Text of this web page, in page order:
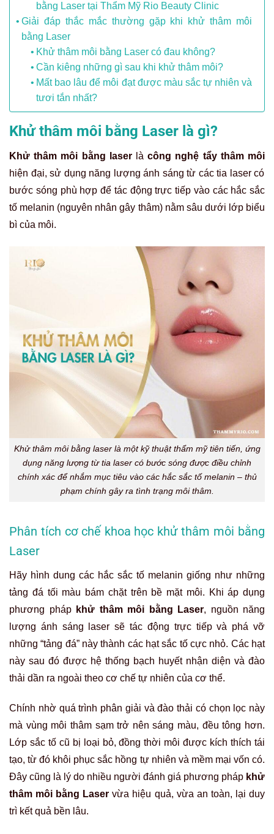
bằng Laser tại Thẩm Mỹ Rio Beauty Clinic
Giải đáp thắc mắc thường gặp khi khử thâm môi
bằng Laser
Khử thâm môi bằng Laser có đau không?
Cần kiêng những gì sau khi khử thâm môi?
Mất bao lâu để môi đạt được màu sắc tự nhiên và
tươi tắn nhất?
Khử thâm môi bằng Laser là gì?
Khử thâm môi bằng laserlàcông nghệ tẩy thâm môi
hiện đại, sử dụng năng lượng ánh sáng từ các tia laser có
bước sóng phù hợp để tác động trực tiếp vào các hắc sắc
tố melanin (nguyên nhân gây thâm) nằm sâu dưới lớp biểu
bì của môi.
Khử thâm môi bằng laser là một kỹ thuật thẩm mỹ tiên tiến, ứng
dụng năng lượng từ tia laser có bước sóng được điều chỉnh
chính xác để nhắm mục tiêu vào các hắc sắc tố melanin – thủ
phạm chính gây ra tình trạng môi thâm.
Phân tích cơ chế khoa học khử thâm môi bằng
Laser
Hãy hình dung các hắc sắc tố melanin giống như những
tảng đá tối màu bám chặt trên bề mặt môi. Khi áp dụng
phương pháp khử thâm môi bằng Laser, nguồn năng
lượng ánh sáng laser sẽ tác động trực tiếp và phá vỡ
những “tảng đá” này thành các hạt sắc tố cực nhỏ. Các hạt
này sau đó được hệ thống bạch huyết nhận diện và đào
thải dần ra ngoài theo cơ chế tự nhiên của cơ thể.
Chính nhờ quá trình phân giải và đào thải có chọn lọc này
mà vùng môi thâm sạm trở nên sáng màu, đều tông hơn.
Lớp sắc tố cũ bị loại bỏ, đồng thời môi được kích thích tái
tạo, từ đó khôi phục sắc hồng tự nhiên và mềm mại vốn có.
Đây cũng là lý do nhiều người đánh giá phương pháp khử
thâm môi bằng Laser vừa hiệu quả, vừa an toàn, lại duy
trì kết quả bền lâu.